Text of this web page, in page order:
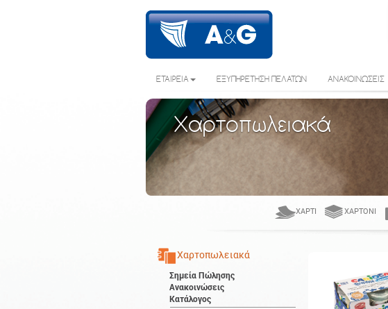
ΕΤΑΙΡΕΙΑ ΕΞΥΠΗΡΕΤΗΣΗ ΠΕΛΑΤΩΝ ΑΝΑΚΟΙΝΩΣΕΙΣ
Χαρτοπωλειακά
ΧΑΡΤΊ ΧΑΡΤΌΝΙ
Χαρτοπωλειακά
Σημεία Πώλησης
Ανακοινώσεις
Κατάλογος